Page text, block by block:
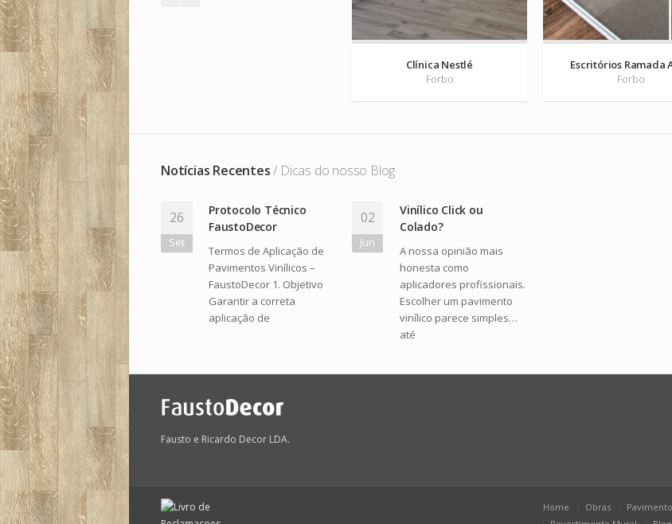
Clínica Nestlé
Forbo
Escritórios Ramada
Forbo
Notícias Recentes/ Dicas do nosso Blog
26
Set
Protocolo Técnico
FaustoDecor
Termos de Aplicação de
Pavimentos Vinílicos –
FaustoDecor 1. Objetivo
Garantir a correta
aplicação de
02
Jun
Vinílico Click ou
Colado?
A nossa opinião mais
honesta como
aplicadores profissionais.
Escolher um pavimento
vinílico parece simples…
até
Fausto e Ricardo Decor LDA.
Home Obras